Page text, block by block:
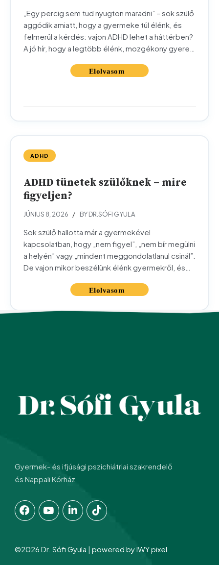
„Egy percig sem tud nyugton maradni” – sok szülő
aggódik amiatt, hogy a gyermeke túl élénk, és
felmerül a kérdés: vajon ADHD lehet a háttérben?
A jó hír, hogy a legtöbb élénk, mozgékony gyerek
jelent. Ebben a cikkben segítünk felismerni, mi a
ADHD
ADHD tünetek szülőknek – mire
figyeljen?
JÚNIUS 8, 2026 BY DR.SÓFI GYULA
Sok szülő hallotta már a gyermekével
kapcsolatban, hogy „nem figyel”, „nem bír megülni
a helyén” vagy „mindent meggondolatlanul csinál”.
De vajon mikor beszélünk élénk gyermekről, és
cikkben érthetően, szülői szemszögből foglaljuk
leggyakoribb tüneteit. Fontos előrebocsátani: ez
Gyermek- és ifjúsági pszichiátriai szakrendelő
és Nappali Kórház
©2026 Dr. Sófi Gyula | powered byIWY pixel